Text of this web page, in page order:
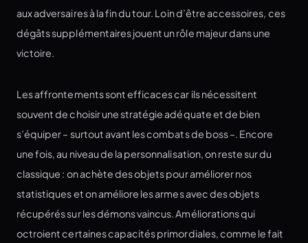
aux adversaires à la fin du tour. Loin d’être accessoires, ces
dégâts supplémentaires jouent un rôle majeur dans une
victoire.
Les affrontements sont efficaces car ils nécessitent
souvent de choisir une stratégie adéquate et de bien
s’équiper – surtout avant les combats de boss –. Encore
une fois, au niveau de la personnalisation, on reste sur du
classique : on achète des objets pour améliorer nos
statistiques et on améliore les armes avec des objets
récupérés sur les démons vaincus. Améliorations qui
octroient certaines capacités primordiales, comme le fait